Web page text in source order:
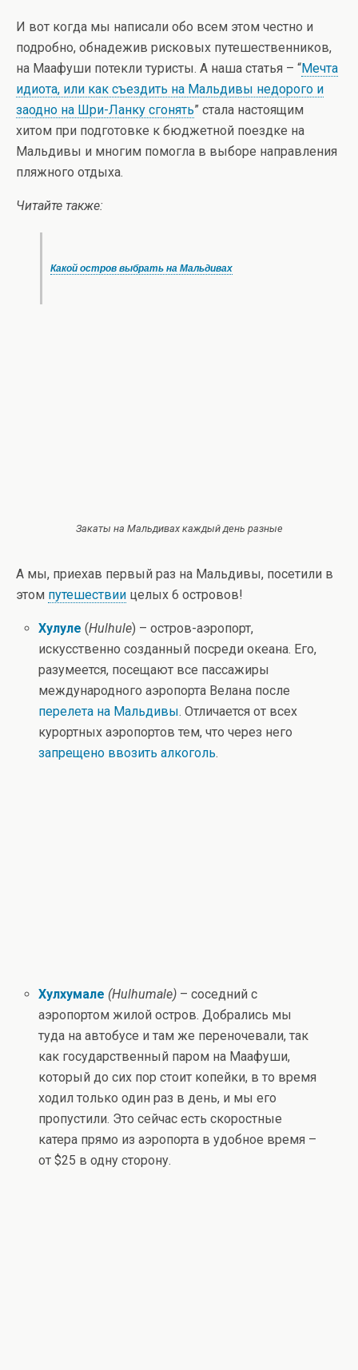
И вот когда мы написали обо всем этом честно и
подробно, обнадежив рисковых путешественников,
на Маафуши потекли туристы. А наша статья – “Мечта
идиота, или как съездить на Мальдивы недорого и
заодно на Шри-Ланку сгонять” стала настоящим
хитом при подготовке к бюджетной поездке на
Мальдивы и многим помогла в выборе направления
пляжного отдыха.
Читайте также:
Какой остров выбрать на Мальдивах
Закаты на Мальдивах каждый день разные
А мы, приехав первый раз на Мальдивы, посетили в
этом путешествии целых 6 островов!
Хулуле (Hulhule) – остров-аэропорт,
искусственно созданный посреди океана. Его,
разумеется, посещают все пассажиры
международного аэропорта Велана после
перелета на Мальдивы. Отличается от всех
курортных аэропортов тем, что через него
запрещено ввозить алкоголь.
Хулхумале (Hulhumale) – соседний с
аэропортом жилой остров. Добрались мы
туда на автобусе и там же переночевали, так
как государственный паром на Маафуши,
который до сих пор стоит копейки, в то время
ходил только один раз в день, и мы его
пропустили. Это сейчас есть скоростные
катера прямо из аэропорта в удобное время –
от $25 в одну сторону.